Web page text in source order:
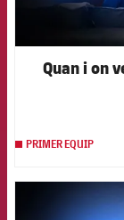
Quan i on
PRIMER EQUIP